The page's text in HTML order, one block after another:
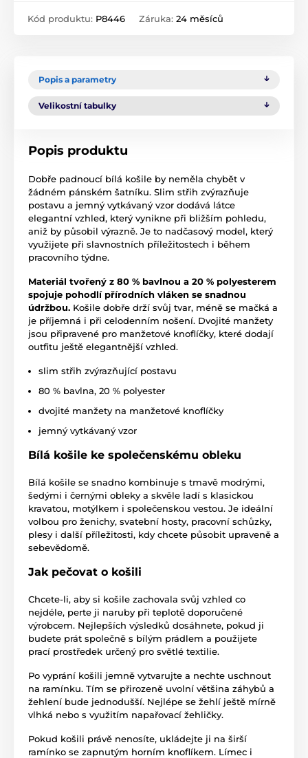
Kód produktu: P8446 Záruka: 24 měsíců
Popis a parametry
Velikostní tabulky
Popis produktu
Dobře padnoucí bílá košile by neměla chybět v
žádném pánském šatníku. Slim střih zvýrazňuje
postavu a jemný vytkávaný vzor dodává látce
elegantní vzhled, který vynikne při bližším pohledu,
aniž by působil výrazně. Je to nadčasový model, který
využijete při slavnostních příležitostech i během
pracovního týdne.
Materiál tvořený z 80 % bavlnou a 20 % polyesterem
spojuje pohodlí přírodních vláken se snadnou
údržbou. Košile dobře drží svůj tvar, méně se mačká a
je příjemná i při celodenním nošení. Dvojité manžety
jsou připravené pro manžetové knoflíčky, které dodají
outfitu ještě elegantnější vzhled.
slim střih zvýrazňující postavu
80 % bavlna, 20 % polyester
dvojité manžety na manžetové knoflíčky
jemný vytkávaný vzor
Bílá košile ke společenskému obleku
Bílá košile se snadno kombinuje s tmavě modrými,
šedými i černými obleky a skvěle ladí s klasickou
kravatou, motýlkem i společenskou vestou. Je ideální
volbou pro ženichy, svatební hosty, pracovní schůzky,
plesy i další příležitosti, kdy chcete působit upraveně a
sebevědomě.
Jak pečovat o košili
Chcete-li, aby si košile zachovala svůj vzhled co
nejdéle, perte ji naruby při teplotě doporučené
výrobcem. Nejlepších výsledků dosáhnete, pokud ji
budete prát společně s bílým prádlem a použijete
prací prostředek určený pro světlé textilie.
Po vyprání košili jemně vytvarujte a nechte uschnout
na ramínku. Tím se přirozeně uvolní většina záhybů a
žehlení bude jednodušší. Nejlépe se žehlí ještě mírně
vlhká nebo s využitím napařovací žehličky.
Pokud košili právě nenosíte, ukládejte ji na širší
ramínko se zapnutým horním knoflíkem. Límec i